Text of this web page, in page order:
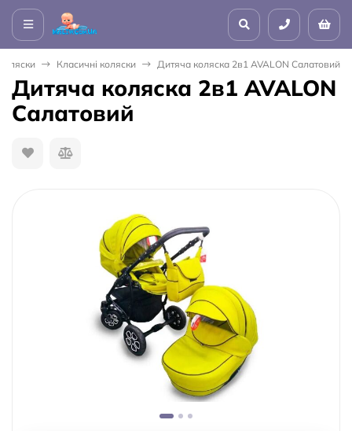
Класичні коляски Дитяча коляска 2в1 AVALON Салатовий
Дитяча коляска 2в1 AVALON
Салатовий